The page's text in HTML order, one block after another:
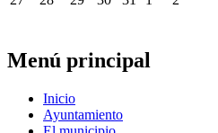
Menú principal
Inicio
Ayuntamiento